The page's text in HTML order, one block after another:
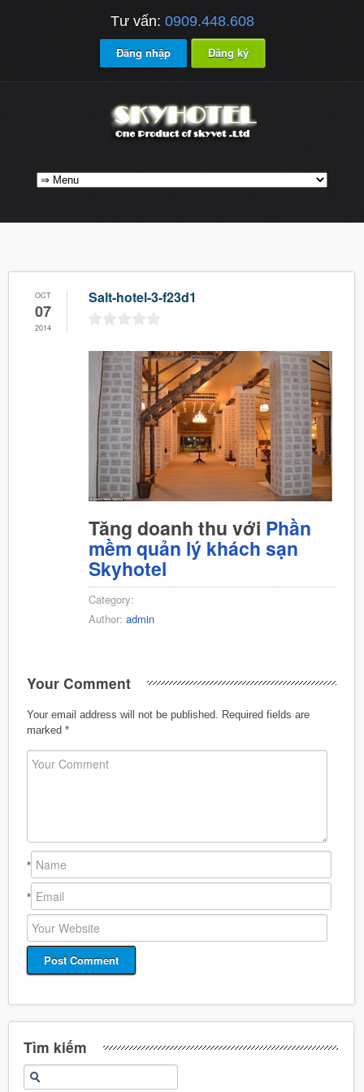
Tư vấn: 0909.448.608
Đăng nhập Đăng ký
OCT
07
2014
Salt-hotel-3-f23d1
Tăng doanh thu với Phần
mềm quản lý khách sạn
Skyhotel
Category:
Author: admin
Your Comment
Your email address will not be published.
Required fields are
marked *
*
*
Tìm kiếm